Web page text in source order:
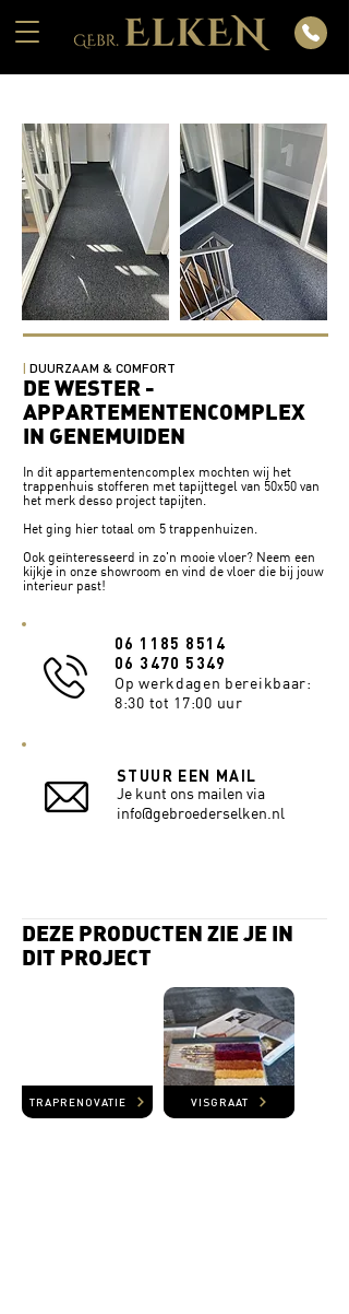
| DUURZAAM & COMFORT
DE WESTER -
APPARTEMENTENCOMPLEX
IN GENEMUIDEN
In dit appartementencomplex mochten wij het
trappenhuis stofferen met tapijttegel van 50x50 van
het merk desso project tapijten.
Het ging hier totaal om 5 trappenhuizen.
Ook geïnteresseerd in zo'n mooie vloer? Neem een
kijkje in onze showroom en vind de vloer die bij jouw
interieur past!
06 1185 8514
06 3470 5349
Op werkdagen bereikbaar:
8:30 tot 17:00 uur
STUUR EEN MAIL
Je kunt ons mailen via
info@gebroederselken.nl
DEZE PRODUCTEN ZIE JE IN
DIT PROJECT
TRAPRENOVATIE VISGRAAT